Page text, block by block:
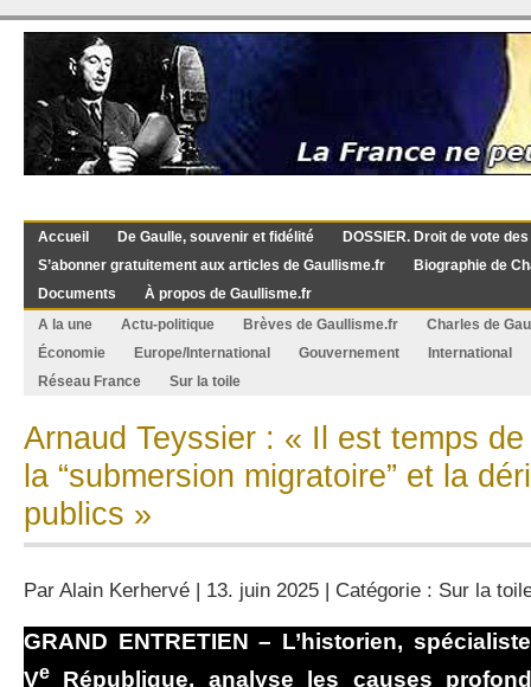
Accueil De Gaulle, souvenir et fidélité
DOSSIER. Droit de vote
S’abonner gratuitement aux articles de Gaullisme.fr
Biographie de
Documents
À propos de Gaullisme.fr
A la une
Actu-politique Brèves de Gaullisme.fr
Charles de
Économie
Europe/International Gouvernement
International
Réseau France
Sur la toile
Arnaud Teyssier : « Il est temps
la “submersion migratoire” et la
publics »
Par Alain Kerhervé | 13. juin 2025 | Catégorie : Sur la
GRAND ENTRETIEN – L’historien,
Ve
République, analyse les causes